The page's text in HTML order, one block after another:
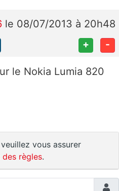
le 08/07/2013 à 20h48
+ -
le Nokia Lumia 820
vous assurer
des règles.